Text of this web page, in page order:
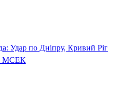
Удар по Дніпру, Кривий Ріг
МСЕК